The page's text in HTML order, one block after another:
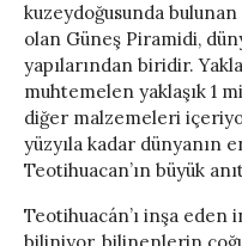
kuzeydoğusunda
olan Güneş Piramidi,
yapılarından biridir.
muhtemelen yaklaşık 1
diğer malzemeleri
yüzyıla kadar dünyanın
Teotihuacan’ın büyük
Teotihuacán’ı inşa eden